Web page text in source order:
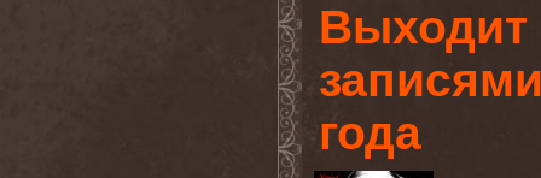
Выходит
года